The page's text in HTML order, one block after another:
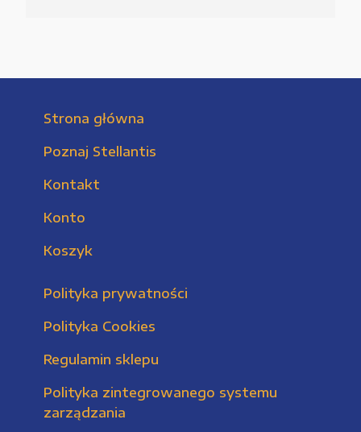
Strona główna
Poznaj Stellantis
Kontakt
Konto
Koszyk
Polityka prywatności
Polityka Cookies
Regulamin sklepu
Polityka zintegrowanego systemu
zarządzania